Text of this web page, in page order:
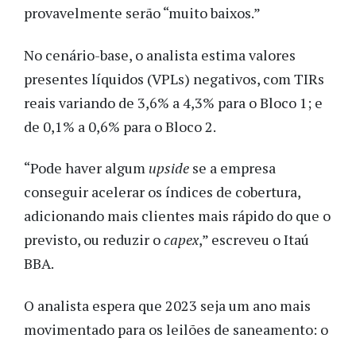
provavelmente serão “muito baixos.”
No cenário-base, o analista estima valores
presentes líquidos (VPLs) negativos, com TIRs
reais variando de 3,6% a 4,3% para o Bloco 1; e
de 0,1% a 0,6% para o Bloco 2.
“Pode haver algum upside se a empresa
conseguir acelerar os índices de cobertura,
adicionando mais clientes mais rápido do que o
previsto, ou reduzir ocapex,” escreveu o Itaú
BBA.
O analista espera que 2023 seja um ano mais
movimentado para os leilões de saneamento: o